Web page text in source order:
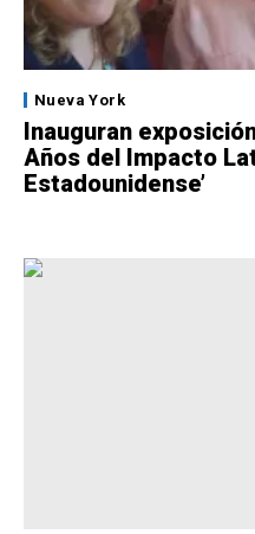
Nueva York
Inauguran
Años del Impacto
Estadounidense’